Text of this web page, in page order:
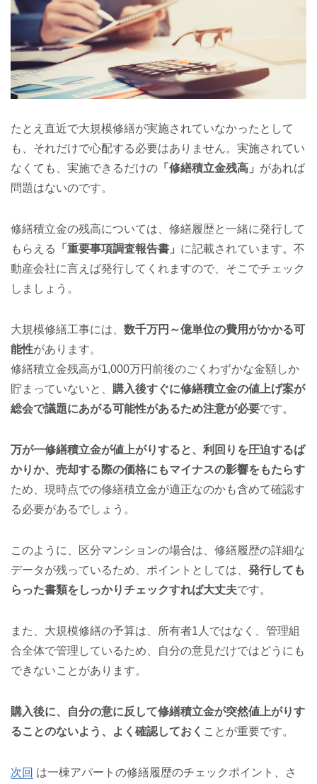
たとえ直近で大規模修繕が実施されていなかったとして
も、それだけで心配する必要はありません。実施されてい
なくても、実施できるだけの 「修繕積立金残高」 があれば
問題はないのです。
修繕積立金の残高については、修繕履歴と一緒に発行して
もらえる
「重要事項調査報告書」 に記載されています。不
動産会社に言えば発行してくれますので、そこでチェック
しましょう。
大規模修繕工事には、 数千万円～億単位の費用がかかる可
能性があります。
修繕積立金残高が1,000万円前後のごくわずかな金額しか
貯まっていないと、 購入後すぐに修繕積立金の値上げ案が
総会で議題にあがる可能性があるため注意が必要です。
万が一修繕積立金が値上がりすると、利回りを圧迫するば
かりか、売却する際の価格にもマイナスの影響をもたらす
ため、現時点での修繕積立金が適正なのかも含めて確認す
る必要があるでしょう。
このように、区分マンションの場合は、修繕履歴の詳細な
データが残っているため、ポイントとしては、 発行しても
らった書類をしっかりチェックすれば大丈夫です。
また、大規模修繕の予算は、所有者1人ではなく、管理組
合全体で管理しているため、自分の意見だけではどうにも
できないことがあります。
購入後に、自分の意に反して修繕積立金が突然値上がりす
ることのないよう、よく確認しておく ことが重要です。
次回 は一棟アパートの修繕履歴のチェックポイント、さ